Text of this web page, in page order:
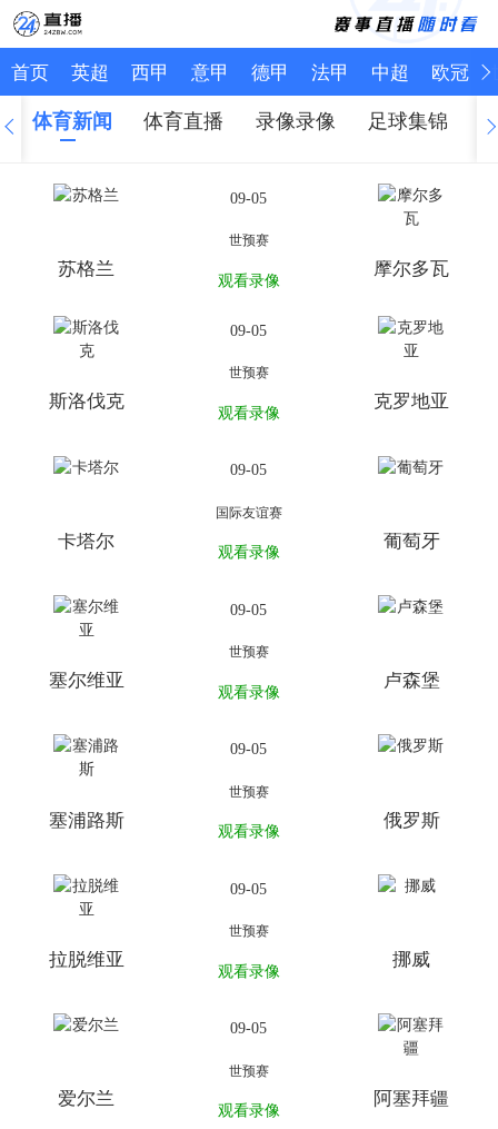
首页 英超 西甲 意甲 德甲 法甲 中超 欧冠
体育新闻 体育直播 录像录像 足球集锦
苏格兰
09-05
世预赛
观看录像
摩尔多瓦
斯洛伐克
09-05
世预赛
观看录像
克罗地亚
卡塔尔
09-05
国际友谊赛
观看录像
葡萄牙
塞尔维亚
09-05
世预赛
观看录像
卢森堡
塞浦路斯
09-05
世预赛
观看录像
俄罗斯
拉脱维亚
09-05
世预赛
观看录像
挪威
爱尔兰
09-05
世预赛
观看录像
阿塞拜疆